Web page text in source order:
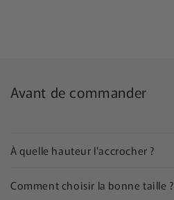
Avant de commander
À quelle hauteur l'accrocher ?
Comment choisir la bonne taille ?